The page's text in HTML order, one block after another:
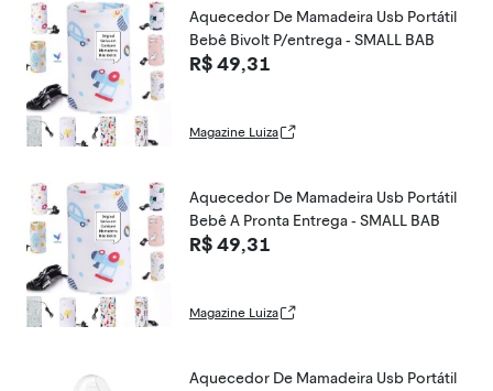
Aquecedor De Mamadeira Usb Portátil
Bebê Bivolt P/entrega - SMALL BAB
R$ 49,31
Magazine Luiza
Aquecedor De Mamadeira Usb Portátil
Bebê A Pronta Entrega - SMALL BAB
R$ 49,31
Magazine Luiza
Aquecedor De Mamadeira Usb Portátil